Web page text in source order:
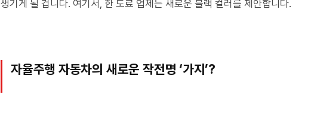
생기게 될 겁니다. 여기서, 한 도료 업체는 새로운 블랙 컬러를 제안합니다.
자율주행 자동차의 새로운 작전명 ‘가지’?